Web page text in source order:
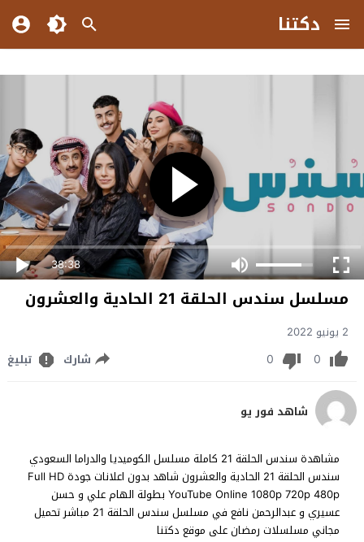
دكتنا
38:38
مسلسل سندس الحلقة 21 الحادية والعشرون
2 يونيو 2022
0
0 شارك تبليغ
شاهد فور يو
مشاهدة سندس الحلقة 21 كاملة مسلسل الكوميديا والدراما السعودي
سندس الحلقة 21 الحادية والعشرون شاهد بدون اعلانات جودة Full HD
YouTube Online 1080p 720p 480p بطولة الهام علي و حسن
عسيري و عبدالرحمن نافع في مسلسل سندس الحلقة 21 مباشر تحميل
مجاني مسلسلات رمضان على موقع دكتنا